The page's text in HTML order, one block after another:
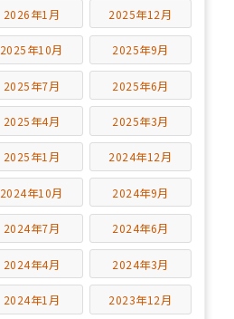
2026年1月 2025年12月
2025年10月 2025年9月
2025年7月 2025年6月
2025年4月 2025年3月
2025年1月 2024年12月
2024年10月 2024年9月
2024年7月 2024年6月
2024年4月 2024年3月
2024年1月 2023年12月